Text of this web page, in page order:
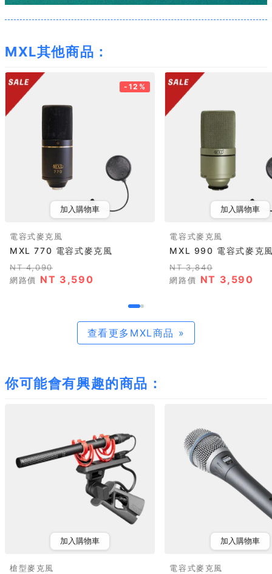
MXL其他商品：
-12%
加入購物車
電容式麥克風
MXL 770 電容式麥克風
NT 4,090
網路價 NT 3,590
加入購物車
電容式麥克風
MXL 990 電容式麥克
NT 3,840
網路價 NT 3,590
查看更多MXL商品 »
你可能會有興趣的商品：
加入購物車
槍型麥克風
加入購物車
電容式麥克風